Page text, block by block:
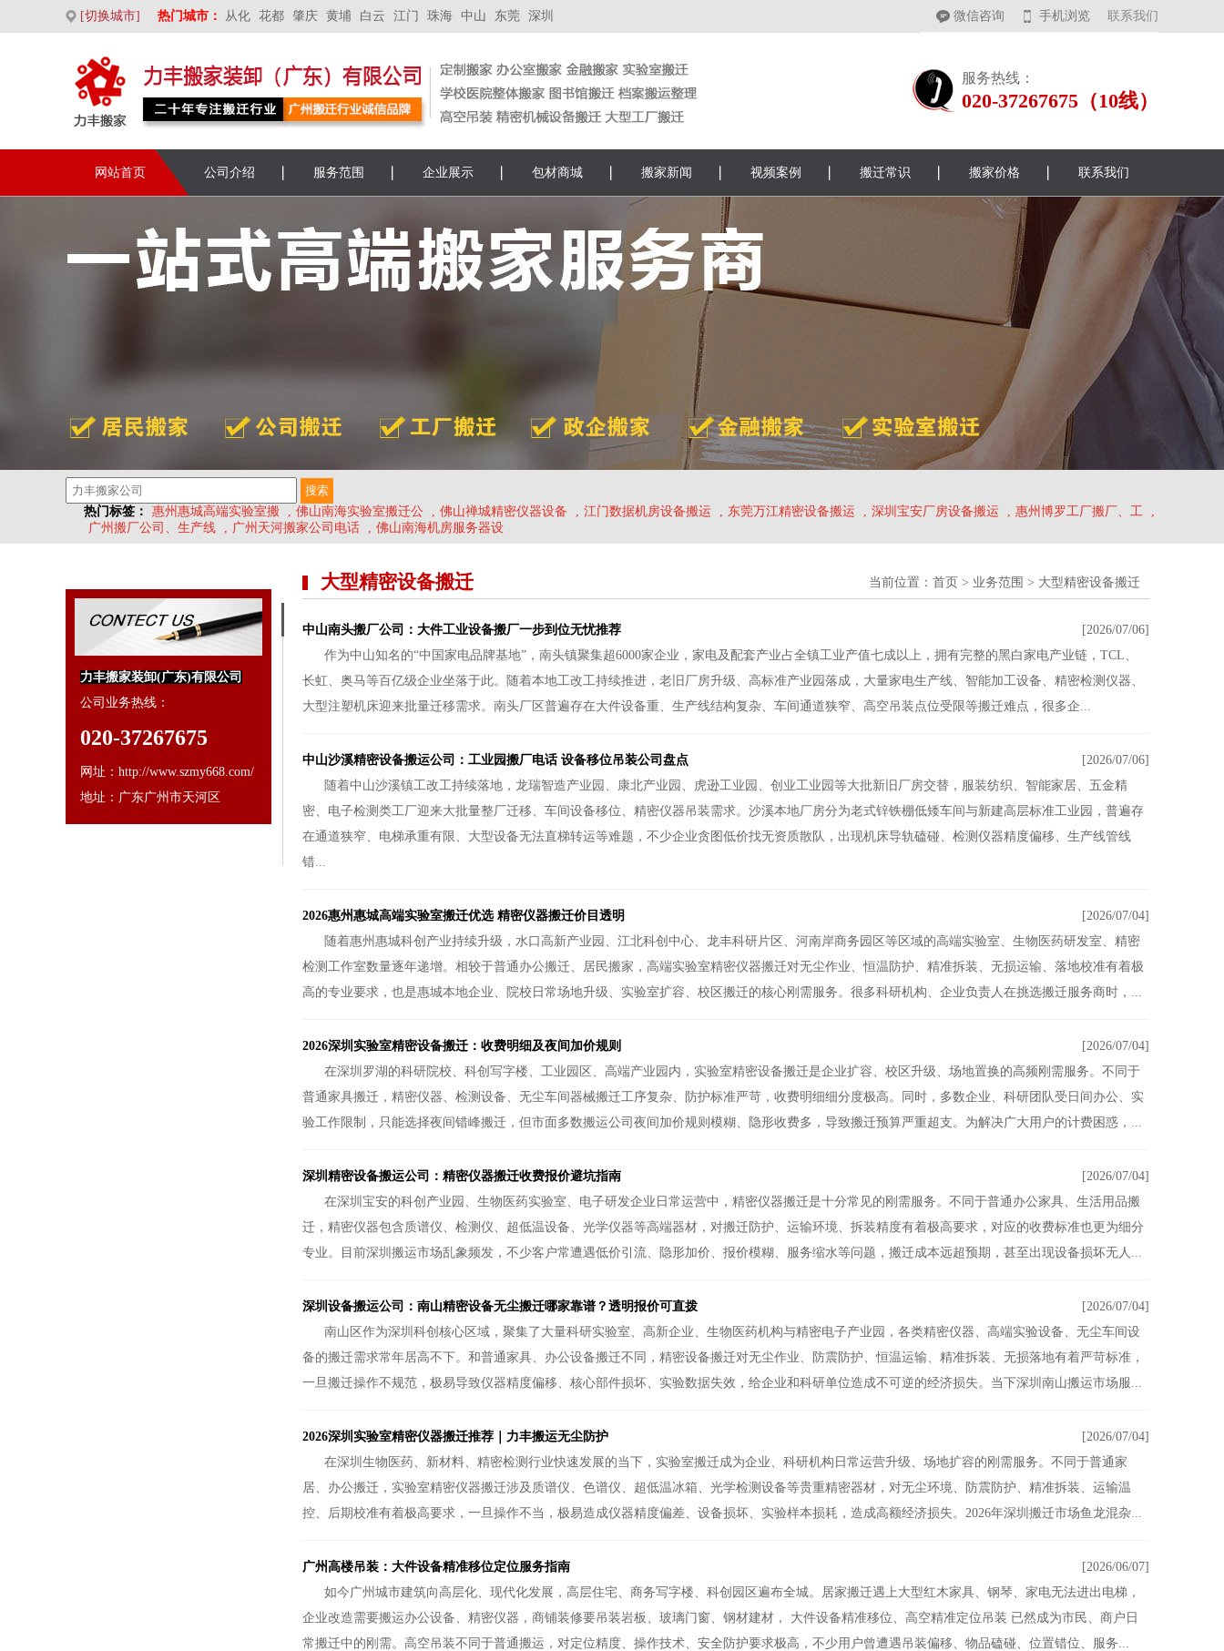
[切换城市] 热门城市： 从化 花都 肇庆 黄埔 白云 江门 珠海 中山 东莞 深圳 微信咨询 手机浏览 联系我们
服务热线：
020-37267675（10线）
网站首页 公司介绍 服务范围 企业展示 包材商城 搬家新闻 视频案例 搬迁常识 搬家价格 联系我们
热门标签： 惠州惠城高端实验室搬 , 佛山南海实验室搬迁公 , 佛山禅城精密仪器设备 , 江门数据机房设备搬运 , 东莞万江精密设备搬运 , 深圳宝安厂房设备搬运 , 惠州博罗工厂搬厂、工
,
广州搬厂公司、生产线
, 广州天河搬家公司电话 , 佛山南海机房服务器设
力丰搬家装卸(广东)有限公司
公司业务热线：
020-37267675
网址：http://www.szmy668.com/
地址：广东广州市天河区
大型精密设备搬迁 当前位置： 首页 > 业务范围 > 大型精密设备搬迁
中山南头搬厂公司：大件工业设备搬厂一步到位无忧推荐
[2026/07/06]
作为中山知名的“中国家电品牌基地”，南头镇聚集超6000家企业，家电及配套产业占全镇工业产值七成以上，拥有完整的黑白家电产业链，TCL、
长虹、奥马等百亿级企业坐落于此。随着本地工改工持续推进，老旧厂房升级、高标准产业园落成，大量家电生产线、智能加工设备、精密检测仪器、
大型注塑机床迎来批量迁移需求。南头厂区普遍存在大件设备重、生产线结构复杂、车间通道狭窄、高空吊装点位受限等搬迁难点，很多企...
中山沙溪精密设备搬运公司：工业园搬厂电话 设备移位吊装公司盘点
[2026/07/06]
随着中山沙溪镇工改工持续落地，龙瑞智造产业园、康北产业园、虎逊工业园、创业工业园等大批新旧厂房交替，服装纺织、智能家居、五金精
密、电子检测类工厂迎来大批量整厂迁移、车间设备移位、精密仪器吊装需求。沙溪本地厂房分为老式锌铁棚低矮车间与新建高层标准工业园，普遍存
在通道狭窄、电梯承重有限、大型设备无法直梯转运等难题，不少企业贪图低价找无资质散队，出现机床导轨磕碰、检测仪器精度偏移、生产线管线
错...
2026惠州惠城高端实验室搬迁优选 精密仪器搬迁价目透明
[2026/07/04]
随着惠州惠城科创产业持续升级，水口高新产业园、江北科创中心、龙丰科研片区、河南岸商务园区等区域的高端实验室、生物医药研发室、精密
检测工作室数量逐年递增。相较于普通办公搬迁、居民搬家，高端实验室精密仪器搬迁对无尘作业、恒温防护、精准拆装、无损运输、落地校准有着极
高的专业要求，也是惠城本地企业、院校日常场地升级、实验室扩容、校区搬迁的核心刚需服务。很多科研机构、企业负责人在挑选搬迁服务商时，...
2026深圳实验室精密设备搬迁：收费明细及夜间加价规则
[2026/07/04]
在深圳罗湖的科研院校、科创写字楼、工业园区、高端产业园内，实验室精密设备搬迁是企业扩容、校区升级、场地置换的高频刚需服务。不同于
普通家具搬迁，精密仪器、检测设备、无尘车间器械搬迁工序复杂、防护标准严苛，收费明细细分度极高。同时，多数企业、科研团队受日间办公、实
验工作限制，只能选择夜间错峰搬迁，但市面多数搬运公司夜间加价规则模糊、隐形收费多，导致搬迁预算严重超支。为解决广大用户的计费困惑，...
深圳精密设备搬运公司：精密仪器搬迁收费报价避坑指南
[2026/07/04]
在深圳宝安的科创产业园、生物医药实验室、电子研发企业日常运营中，精密仪器搬迁是十分常见的刚需服务。不同于普通办公家具、生活用品搬
迁，精密仪器包含质谱仪、检测仪、超低温设备、光学仪器等高端器材，对搬迁防护、运输环境、拆装精度有着极高要求，对应的收费标准也更为细分
专业。目前深圳搬运市场乱象频发，不少客户常遭遇低价引流、隐形加价、报价模糊、服务缩水等问题，搬迁成本远超预期，甚至出现设备损坏无人...
深圳设备搬运公司：南山精密设备无尘搬迁哪家靠谱？透明报价可直拨
[2026/07/04]
南山区作为深圳科创核心区域，聚集了大量科研实验室、高新企业、生物医药机构与精密电子产业园，各类精密仪器、高端实验设备、无尘车间设
备的搬迁需求常年居高不下。和普通家具、办公设备搬迁不同，精密设备搬迁对无尘作业、防震防护、恒温运输、精准拆装、无损落地有着严苛标准，
一旦搬迁操作不规范，极易导致仪器精度偏移、核心部件损坏、实验数据失效，给企业和科研单位造成不可逆的经济损失。当下深圳南山搬运市场服...
2026深圳实验室精密仪器搬迁推荐｜力丰搬运无尘防护
[2026/07/04]
在深圳生物医药、新材料、精密检测行业快速发展的当下，实验室搬迁成为企业、科研机构日常运营升级、场地扩容的刚需服务。不同于普通家
居、办公搬迁，实验室精密仪器搬迁涉及质谱仪、色谱仪、超低温冰箱、光学检测设备等贵重精密器材，对无尘环境、防震防护、精准拆装、运输温
控、后期校准有着极高要求，一旦操作不当，极易造成仪器精度偏差、设备损坏、实验样本损耗，造成高额经济损失。2026年深圳搬迁市场鱼龙混杂...
广州高楼吊装：大件设备精准移位定位服务指南
[2026/06/07]
如今广州城市建筑向高层化、现代化发展，高层住宅、商务写字楼、科创园区遍布全城。居家搬迁遇上大型红木家具、钢琴、家电无法进出电梯，
企业改造需要搬运办公设备、精密仪器，商铺装修要吊装岩板、玻璃门窗、钢材建材， 大件设备精准移位、高空精准定位吊装 已然成为市民、商户日
常搬迁中的刚需。高空吊装不同于普通搬运，对定位精度、操作技术、安全防护要求极高，不少用户曾遭遇吊装偏移、物品磕碰、位置错位、服务...